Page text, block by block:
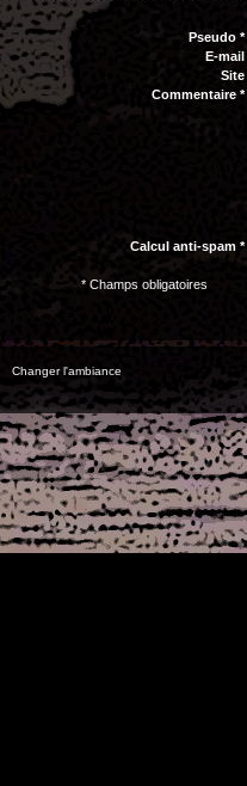
Pseudo *
E-mail
Site
Commentaire *
Calcul anti-spam *
* Champs obligatoires
Changer l'ambiance